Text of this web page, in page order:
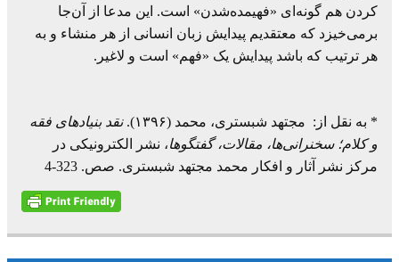
کردن هم گونه‌ای «فهیمده‌شدن» است. این مدعا از آن‌جا
برمی‌خیزد که معتقدیم پیدایش زبان انسانی از هر منشاء و به‌
هر ترتیب که باشد پیدایش یک «فهم» است و لاغیر.
* به نقل از: مجتهد شبستری، محمد (۱۳۹۶).
نقد بنیادهای فقه
و کلام؛ سخنرانی‌ها، مقالات، گفتگوها، نشر الکترونیکی در
مرکز نشر آثار و افکار محمد مجتهد شبستری. صص. 323-4